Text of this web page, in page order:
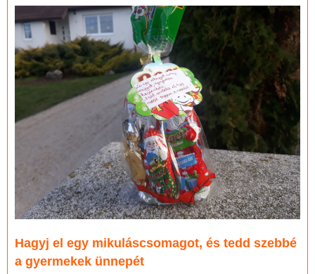
Hagyj el egy mikuláscsomagot, és tedd szebbé
a gyermekek ünnepét